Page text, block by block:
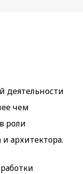
деятельности
чем
роли
архитектора.